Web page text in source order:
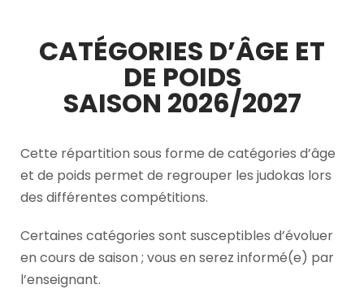
CATÉGORIES D’ÂGE ET
DE POIDS
SAISON 2026/2027
Cette répartition sous forme de catégories d’âge
et de poids permet de regrouper les judokas lors
des différentes compétitions.
Certaines catégories sont susceptibles d’évoluer
en cours de saison ; vous en serez informé(e) par
l’enseignant.